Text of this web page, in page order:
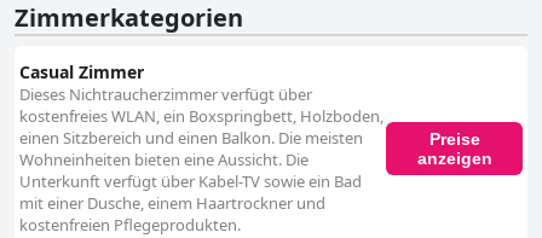
Zimmerkategorien
Casual Zimmer
Dieses Nichtraucherzimmer verfügt über
kostenfreies WLAN, ein Boxspringbett, Holzboden,
einen Sitzbereich und einen Balkon. Die meisten
Wohneinheiten bieten eine Aussicht. Die
Unterkunft verfügt über Kabel-TV sowie ein Bad
mit einer Dusche, einem Haartrockner und
kostenfreien Pflegeprodukten.
Preise
anzeigen